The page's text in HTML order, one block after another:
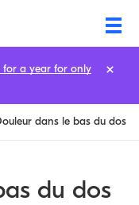
dans le bas du dos
du dos
for a year for only